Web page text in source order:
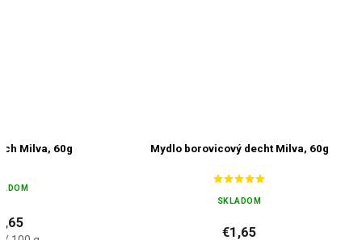
Milva, 60g Mydlo borovicový decht Milva, 60g
SKLADOM
€1,65